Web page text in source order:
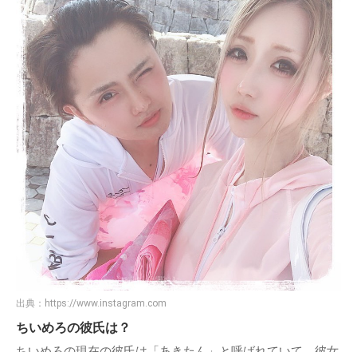
出典： https://www.instagram.com
ちいめろの彼氏は？